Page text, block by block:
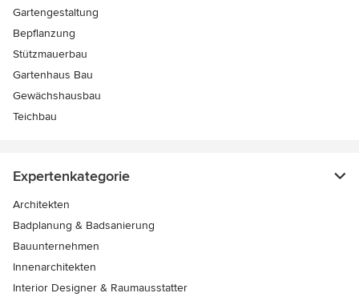
Gartengestaltung
Bepflanzung
Stützmauerbau
Gartenhaus Bau
Gewächshausbau
Teichbau
Expertenkategorie
Architekten
Badplanung & Badsanierung
Bauunternehmen
Innenarchitekten
Interior Designer & Raumausstatter